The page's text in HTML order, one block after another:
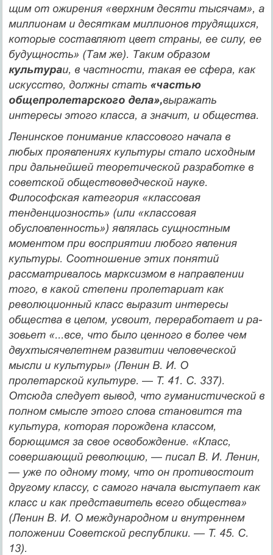
щим от ожирения «верхним десяти тысячам», а
миллионам и де­сяткам миллионов трудящихся,
которые составляют цвет стра­ны, ее силу, ее
будущность» (Там же). Таким образом
культураи, в частности, такая ее сфера, как
искусство, должны стать «ча­стью
общепролетарского дела»,выражать
интересы этого клас­са, а значит, и общества.
Ленинское понимание классового начала в
любых проявлениях культуры стало исходным
при дальнейшей теоретической разработ­ке в
советской обществоведческой науке.
Философская категория «классовая
тенденциозность» (или «классовая
обусловленность») яв­лялась сущностным
моментом при восприятии любого явления
культуры. Соотношение этих понятий
рассматривалось марксизмом в на­правлении
того, в какой степени пролетариат как
революционный класс выразит интересы
общества в целом, усвоит, переработает и ра­
зовьет «...все, что было ценного в более чем
двухтысячелетнем разви­тии человеческой
мысли и культуры» (Ленин В. И. О
пролетарской культуре. — Т. 41. С. 337).
Отсюда следует вывод, что гуманистичес­кой в
полном смысле этого слова становится та
культура, которая по­рождена классом,
борющимся за свое освобождение. «Класс,
совер­шающий революцию, — писал В. И. Ленин,
— уже по одному тому, что он противостоит
другому классу, с самого начала выступает как
класс и как представитель всего общества»
(Ленин В. И. О международном и внутреннем
положении Советской республики. — Т. 45. С.
13).